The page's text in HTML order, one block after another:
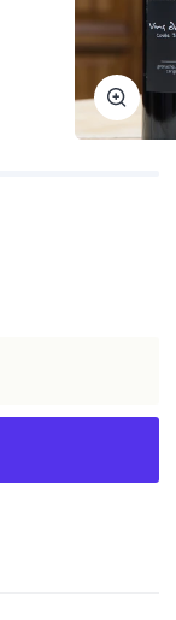
Zoom